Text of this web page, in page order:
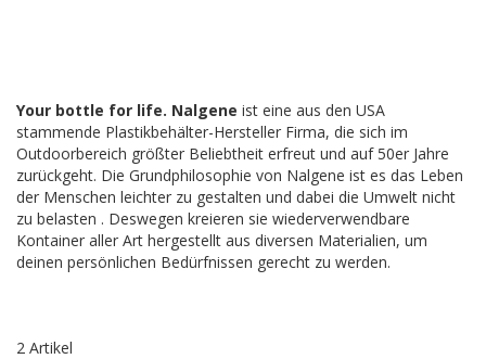
Your bottle for life. Nalgene ist eine aus den USA
stammende Plastikbehälter-Hersteller Firma, die sich im
Outdoorbereich größter Beliebtheit erfreut und auf 50er Jahre
zurückgeht. Die Grundphilosophie von Nalgene ist es das Leben
der Menschen leichter zu gestalten und dabei die Umwelt nicht
zu belasten . Deswegen kreieren sie wiederverwendbare
Kontainer aller Art hergestellt aus diversen Materialien, um
deinen persönlichen Bedürfnissen gerecht zu werden.
2 Artikel